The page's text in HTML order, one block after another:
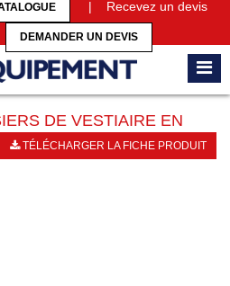
| Recevez un devis
DEMANDER UN DEVIS
et casiers de vestiaire en verre
DE VESTIAIRE EN
TÉLÉCHARGER LA FICHE PRODUIT